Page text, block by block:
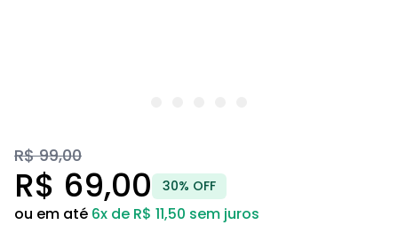
R$ 99,00
R$ 69,00 30% OFF
ou em até 6x de R$ 11,50 sem juros